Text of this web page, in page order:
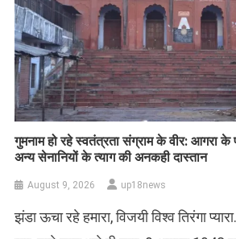
गुमनाम हो रहे स्वतंत्रता संग्राम के वीर: आगरा
अन्य सेनानियों के त्याग की अनकही दास्तान
August 9, 2026 up18news
झंडा ऊचा रहे हमारा, विजयी विश्व तिरंगा